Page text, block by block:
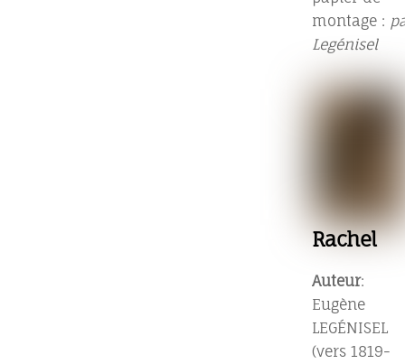
montage :
Legénisel
Rachel
Auteur:
Eugène
LEGÉNISEL
(vers 1819-